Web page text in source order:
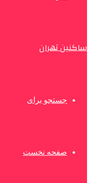
ساکنین تهران
جستجو برای
صفحه نخست